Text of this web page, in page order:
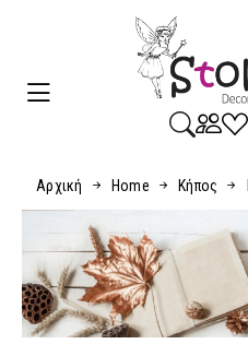
Αρχική Home Κήπος